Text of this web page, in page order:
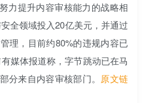
力提升内容审核能力的战略相
全领域投入20亿美元，并通过
理，目前约80%的违规内容已
媒体报道称，字节跳动已在马
分来自内容审核部门。 原文链